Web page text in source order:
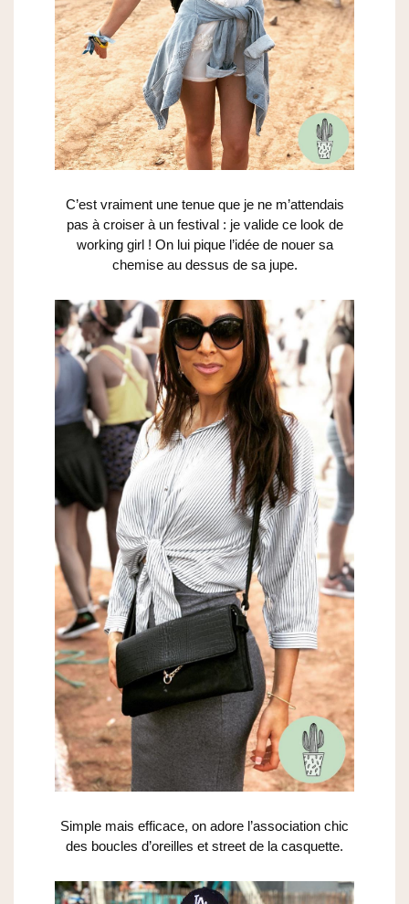
C’est vraiment une tenue que je ne m’attendais
pas à croiser à un festival : je valide ce look de
working girl ! On lui pique l’idée de nouer sa
chemise au dessus de sa jupe.
Simple mais efficace, on adore l’association chic
des boucles d’oreilles et street de la casquette.